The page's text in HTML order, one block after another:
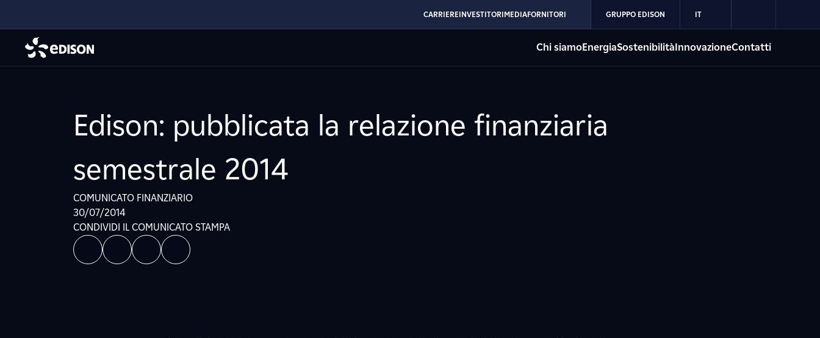
CARRIEREINVESTITORIMEDIAFORNITORI GRUPPO EDISON IT
Chi siamoEnergiaSostenibilitàInnovazioneContatti
Edison: pubblicata la relazione finanziaria
semestrale 2014
COMUNICATO FINANZIARIO
30/07/2014
CONDIVIDI IL COMUNICATO STAMPA